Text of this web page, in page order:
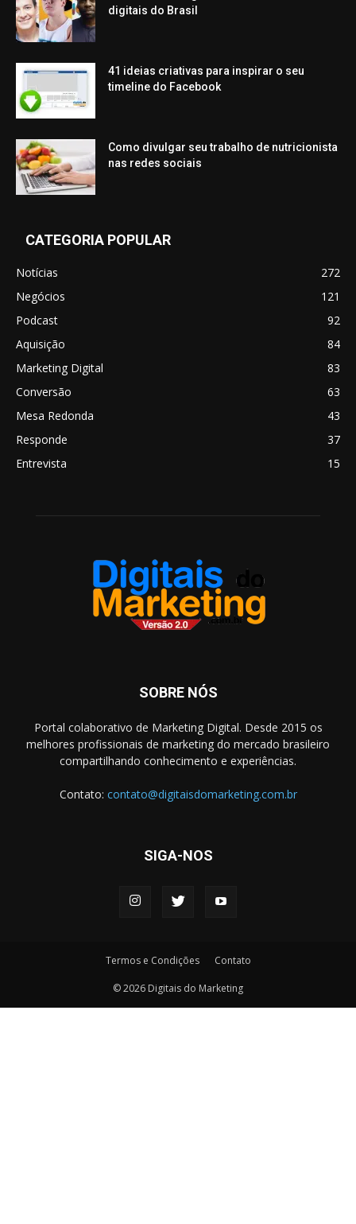
digitais do Brasil
41 ideias criativas para inspirar o seu
timeline do Facebook
Como divulgar seu trabalho de nutricionista
nas redes sociais
CATEGORIA POPULAR
Notícias
272
Negócios
121
Podcast
92
Aquisição
84
Marketing Digital
83
Conversão
63
Mesa Redonda
43
Responde
37
Entrevista
15
SOBRE NÓS
Portal colaborativo de Marketing Digital. Desde 2015 os
melhores profissionais de marketing do mercado brasileiro
compartilhando conhecimento e experiências.
Contato: contato@digitaisdomarketing.com.br
SIGA-NOS
Termos e Condições Contato
© 2026 Digitais do Marketing